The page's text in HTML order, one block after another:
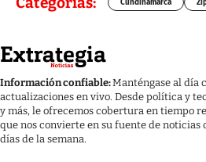
Cundinamarca
Información confiable:Manténgase al día
actualizaciones en vivo. Desde política y
y más, le ofrecemos cobertura en tiempo
que nos convierte en su fuente de noticias
días de la semana.